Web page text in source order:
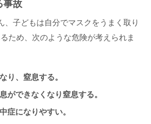
事故
、子どもは自分でマスクをうまく取り
ため、次のような危険が考えられま
り、窒息する。
ができなくなり窒息する。
症になりやすい。